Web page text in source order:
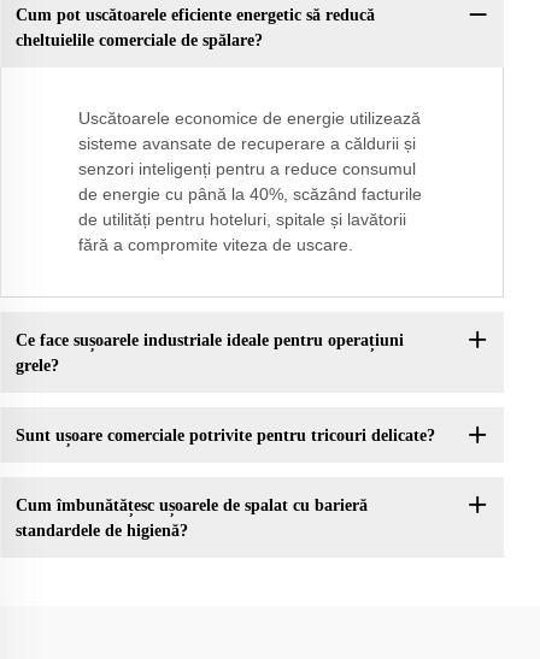
Cum pot uscătoarele eficiente energetic să reducă
cheltuielile comerciale de spălare?
Uscătoarele economice de energie utilizează
sisteme avansate de recuperare a căldurii și
senzori inteligenți pentru a reduce consumul
de energie cu până la 40%, scăzând facturile
de utilități pentru hoteluri, spitale și lavătorii
fără a compromite viteza de uscare.
Ce face sușoarele industriale ideale pentru operațiuni
grele?
Sunt ușoare comerciale potrivite pentru tricouri delicate?
Cum îmbunătățesc ușoarele de spalat cu barieră
standardele de higienă?